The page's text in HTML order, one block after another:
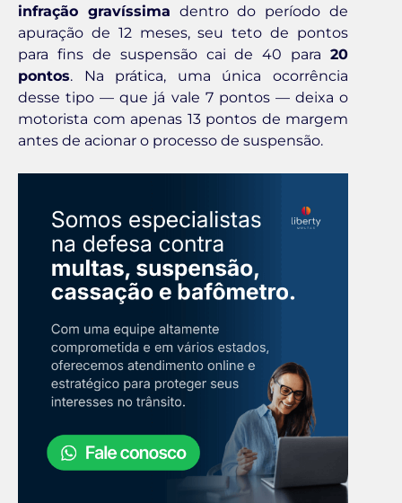
infração gravíssima dentro do período de
apuração de 12 meses, seu teto de pontos
para fins de suspensão cai de 40 para 20
pontos. Na prática, uma única ocorrência
desse tipo — que já vale 7 pontos — deixa o
motorista com apenas 13 pontos de margem
antes de acionar o processo de suspensão.